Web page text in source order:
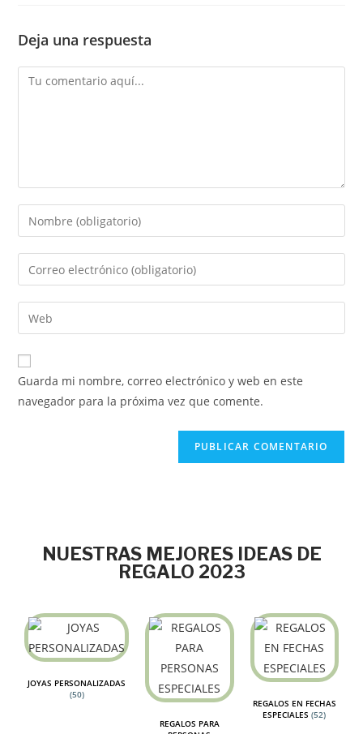
Deja una respuesta
Guarda mi nombre, correo electrónico y web en este
navegador para la próxima vez que comente.
NUESTRAS MEJORES IDEAS DE
REGALO 2023
JOYAS PERSONALIZADAS
(50)
REGALOS PARA
REGALOS EN FECHAS
ESPECIALES(52)